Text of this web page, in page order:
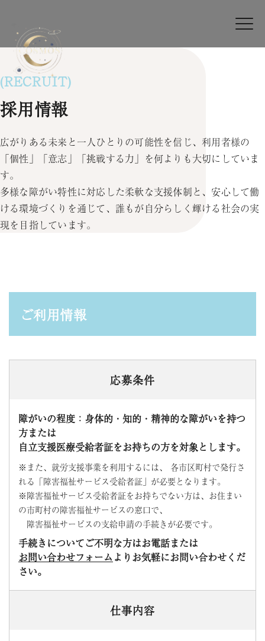
(RECRUIT)
採用情報
広がりある未来と一人ひとりの可能性を信じ、利用者様の
「個性」「意志」「挑戦する力」を何よりも大切にしていま
す。
多様な障がい特性に対応した柔軟な支援体制と、安心して働
ける環境づくりを通じて、誰もが自分らしく輝ける社会の実
現を目指しています。
ご利用情報
応募条件
障がいの程度：身体的・知的・精神的な障がいを持つ
方または
自立支援医療受給者証をお持ちの方を対象とします。
※また、就労支援事業を利用するには、 各市区町村で発行さ
れる「障害福祉サービス受給者証」が必要となります。
※障害福祉サービス受給者証をお持ちでない方は、お住まい
の市町村の障害福祉サービスの窓口で、
障害福祉サービスの支給申請の手続きが必要です。
手続きについてご不明な方はお電話または
お問い合わせフォーム よりお気軽にお問い合わせくだ
さい。
仕事内容